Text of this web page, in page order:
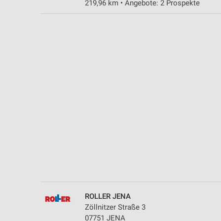
219,96 km • Angebote: 2 Prospekte
ROLLER JENA
Zöllnitzer Straße 3
07751 JENA
Messung der Performance von Inhalten
Funktional